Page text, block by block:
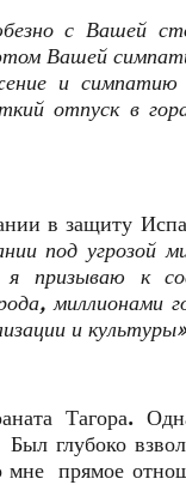
с Вашей
Вашей
и симпатию
отпуск в
в защиту
под угрозой
я призываю к
миллионами
и
Тагора.
глубоко
мне прямое